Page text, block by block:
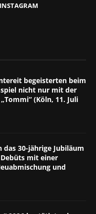
INSTAGRAM
begeisterten beim
nicht nur mit der
(Köln, 11. Juli
das 30-jährige Jubiläum
mit einer
und